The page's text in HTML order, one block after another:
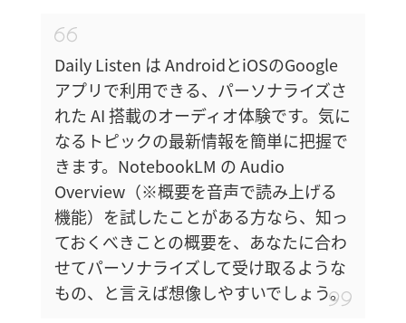
Daily Listen は AndroidとiOSのGoogle
アプリで利用できる、パーソナライズさ
れた AI 搭載のオーディオ体験です。気に
なるトピックの最新情報を簡単に把握で
きます。NotebookLM の Audio
Overview（※概要を音声で読み上げる
機能）を試したことがある方なら、知っ
ておくべきことの概要を、あなたに合わ
せてパーソナライズして受け取るような
もの、と言えば想像しやすいでしょう。